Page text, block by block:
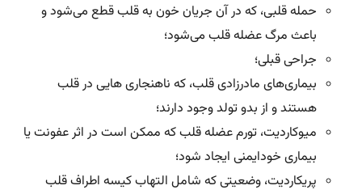
حمله قلبی، که در آن جریان خون به قلب قطع می‌شود و
باعث مرگ عضله قلب می‌شود؛
جراحی قبلی؛
بیماری‌های مادرزادی قلب، که ناهنجاری هایی در قلب
هستند و از بدو تولد وجود دارند؛
میوکاردیت، تورم عضله قلب که ممکن است در اثر عفونت یا
بیماری خودایمنی ایجاد شود؛
پریکاردیت، وضعیتی که شامل التهاب کیسه اطراف قلب